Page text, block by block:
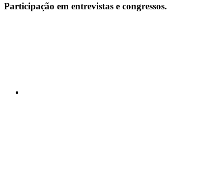
Participação em entrevistas e congressos.